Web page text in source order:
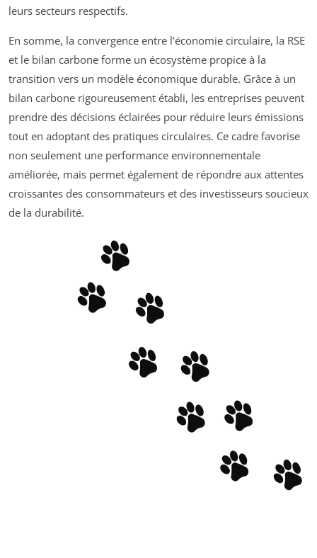
leurs secteurs respectifs.
En somme, la convergence entre l’économie circulaire, la RSE
et le bilan carbone forme un écosystème propice à la
transition vers un modèle économique durable. Grâce à un
bilan carbone rigoureusement établi, les entreprises peuvent
prendre des décisions éclairées pour réduire leurs émissions
tout en adoptant des pratiques circulaires. Ce cadre favorise
non seulement une performance environnementale
améliorée, mais permet également de répondre aux attentes
croissantes des consommateurs et des investisseurs soucieux
de la durabilité.